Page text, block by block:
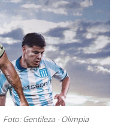
Foto: Gentileza - Olimpia